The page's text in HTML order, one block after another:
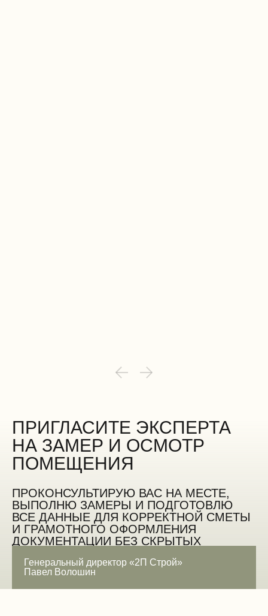
ПРИГЛАСИТЕ ЭКСПЕРТА
НА ЗАМЕР И ОСМОТР
ПОМЕЩЕНИЯ
ПРОКОНСУЛЬТИРУЮ ВАС НА МЕСТЕ,
ВЫПОЛНЮ ЗАМЕРЫ И ПОДГОТОВЛЮ
ВСЕ ДАННЫЕ ДЛЯ КОРРЕКТНОЙ СМЕТЫ
И ГРАМОТНОГО ОФОРМЛЕНИЯ
ДОКУМЕНТАЦИИ БЕЗ СКРЫТЫХ
Генеральный директор «2П Строй»
Павел Волошин